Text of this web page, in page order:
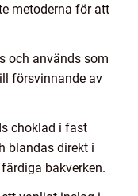
metoderna för att
och används som
försvinnande av
choklad i fast
blandas direkt i
bakverken.